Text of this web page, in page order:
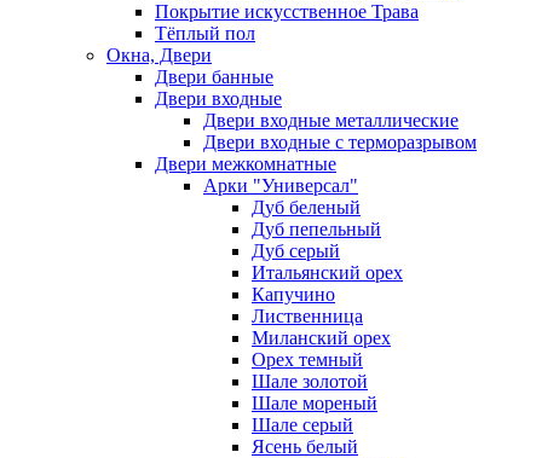
Покрытие искусственное Трава
Тёплый пол
Окна, Двери
Двери банные
Двери входные
Двери входные металлические
Двери входные с терморазрывом
Двери межкомнатные
Арки "Универсал"
Дуб беленый
Дуб пепельный
Дуб серый
Итальянский орех
Капучино
Лиственница
Миланский орех
Орех темный
Шале золотой
Шале мореный
Шале серый
Ясень белый